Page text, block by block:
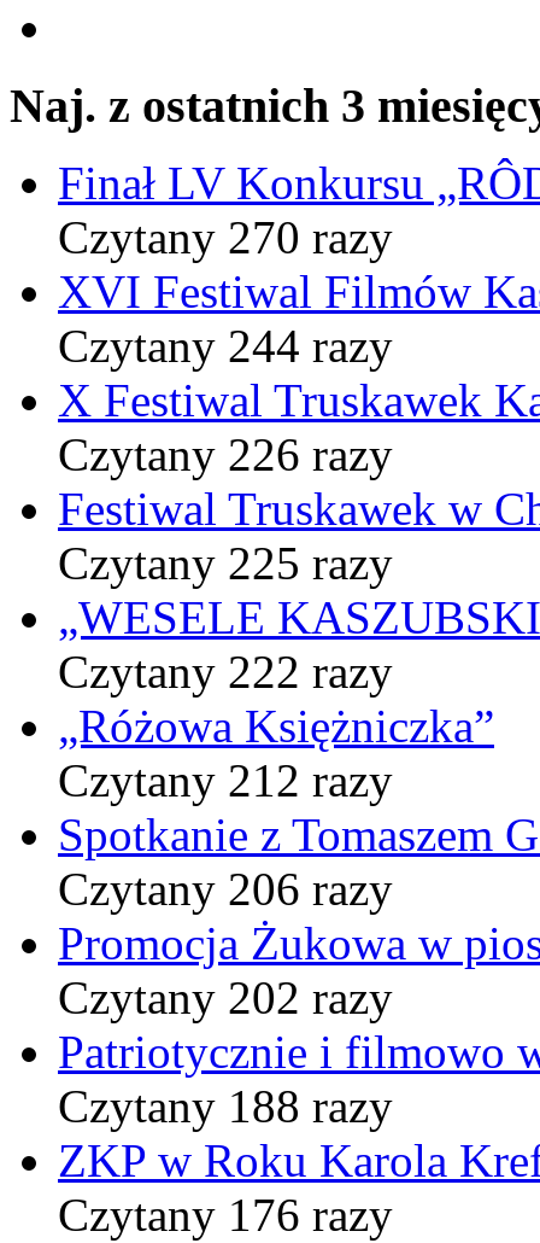
Naj. z ostatnich 3
Finał LV Konkursu
Czytany 270 razy
XVI Festiwal Filmów
Czytany 244 razy
X Festiwal Truskawek
Czytany 226 razy
Festiwal Truskawek w
Czytany 225 razy
„WESELE
Czytany 222 razy
„Różowa Księżniczka”
Czytany 212 razy
Spotkanie z Tomaszem
Czytany 206 razy
Promocja Żukowa w
Czytany 202 razy
Patriotycznie i filmowo
Czytany 188 razy
ZKP w Roku Karola
Czytany 176 razy